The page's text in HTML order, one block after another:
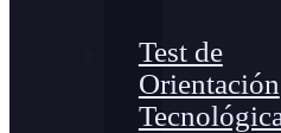
Test de
Orientación